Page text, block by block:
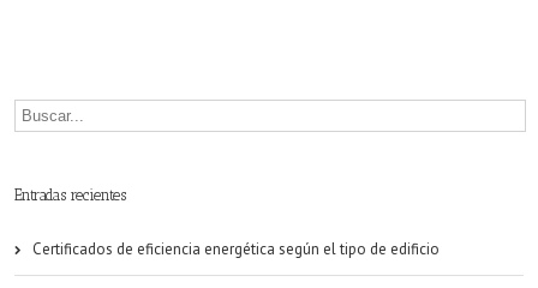
la
la
Entradas recientes
Certificados de eficiencia energética según el tipo de edificio